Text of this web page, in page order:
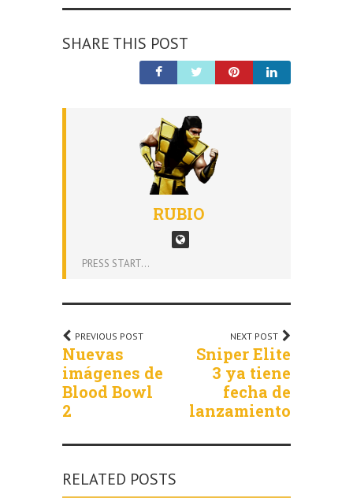
SHARE THIS POST
RUBIO
PRESS START...
PREVIOUS POST
Nuevas
imágenes de
Blood Bowl
2
NEXT POST
Sniper Elite
3 ya tiene
fecha de
lanzamiento
RELATED POSTS